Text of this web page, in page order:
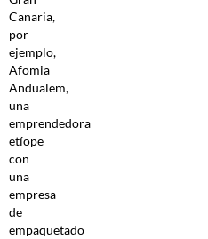
Canaria,
por
ejemplo,
Afomia
Andualem,
una
emprendedora
etíope
con
una
empresa
de
empaquetado